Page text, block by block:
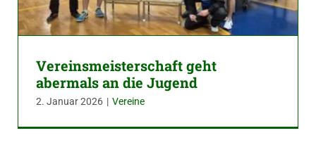
Vereinsmeisterschaft geht
abermals an die Jugend
2. Januar 2026 | Vereine